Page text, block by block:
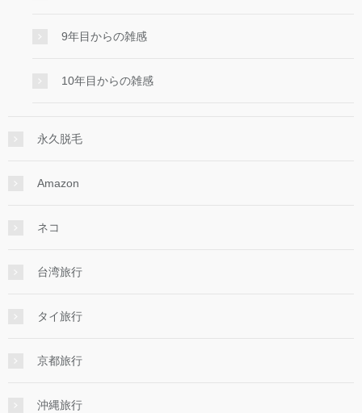
9年目からの雑感
10年目からの雑感
永久脱毛
Amazon
ネコ
台湾旅行
タイ旅行
京都旅行
沖縄旅行